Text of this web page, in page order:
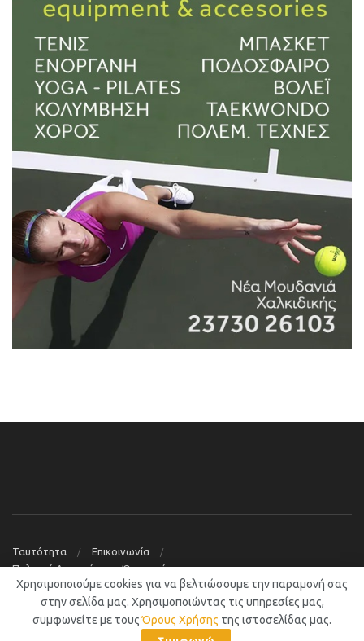
Ταυτότητα
Επικοινωνία
Πολιτική Απορρήτου – Όροι χρήσης
© 2019Νέα Μουδανιά Blog
Χρησιμοποιούμε cookies για να βελτιώσουμε την παραμονή σας
στην σελίδα μας. Χρησιμοποιώντας τις υπηρεσίες μας,
συμφωνείτε με τουςΌρους Χρήσης της ιστοσελίδας μας.